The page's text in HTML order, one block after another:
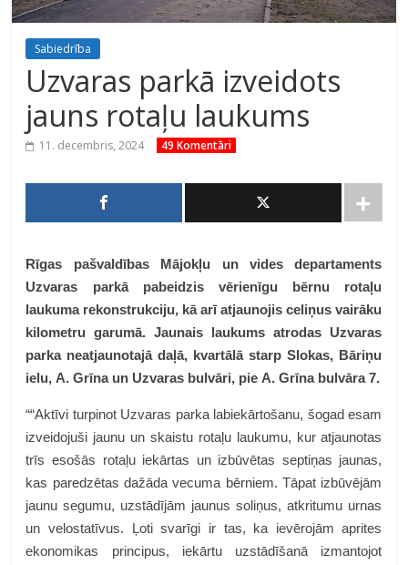
Sabiedrība
Uzvaras parkā izveidots
jauns rotaļu laukums
11. decembris, 2024 49 Komentāri
Rīgas pašvaldības Mājokļu un vides departaments
Uzvaras parkā pabeidzis vērienīgu bērnu rotaļu
laukuma rekonstrukciju, kā arī atjaunojis celiņus vairāku
kilometru garumā. Jaunais laukums atrodas Uzvaras
parka neatjaunotajā daļā, kvartālā starp Slokas, Bāriņu
ielu, A. Grīna un Uzvaras bulvāri, pie A. Grīna bulvāra 7.
““Aktīvi turpinot Uzvaras parka labiekārtošanu, šogad esam
izveidojuši jaunu un skaistu rotaļu laukumu, kur atjaunotas
trīs esošās rotaļu iekārtas un izbūvētas septiņas jaunas,
kas paredzētas dažāda vecuma bērniem. Tāpat izbūvējām
jaunu segumu, uzstādījām jaunus soliņus, atkritumu urnas
un velostatīvus. Ļoti svarīgi ir tas, ka ievērojām aprites
ekonomikas principus, iekārtu uzstādīšanā izmantojot